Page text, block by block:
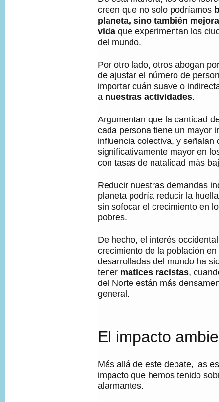
creen que no solo podríamos
planeta, sino también
vida que experimentan los
del mundo.
Por otro lado, otros abogan
de ajustar el número de
importar cuán suave o
a nuestras actividades.
Argumentan que la cantidad
cada persona tiene un mayor
influencia colectiva, y señalan
significativamente mayor en
con tasas de natalidad más
Reducir nuestras demandas
planeta podría reducir la
sin sofocar el crecimiento en
pobres.
De hecho, el interés
crecimiento de la población
desarrolladas del mundo ha
tener matices racistas,
del Norte están más
general.
El impacto
Más allá de este debate, las
impacto que hemos tenido
alarmantes.